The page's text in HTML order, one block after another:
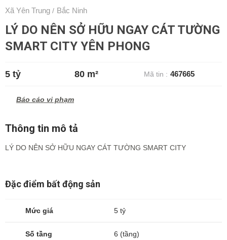
Xã Yên Trung / Bắc Ninh
LÝ DO NÊN SỞ HỮU NGAY CÁT TƯỜNG
SMART CITY YÊN PHONG
5 tỷ 80 m² Mã tin : 467665
Báo cáo vi phạm
Thông tin mô tả
LÝ DO NÊN SỞ HỮU NGAY CÁT TƯỜNG SMART CITY
Đặc điểm bất động sản
Mức giá 5 tỷ
Số tầng 6 (tầng)